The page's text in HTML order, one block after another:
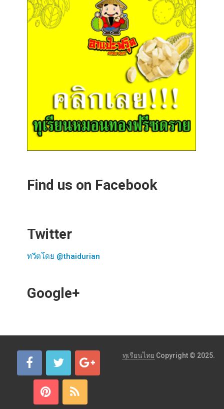
Find us on Facebook
Twitter
ทวีตโดย @thaidurian
Google+
ทุเรียนไทย Copyright © 2025.